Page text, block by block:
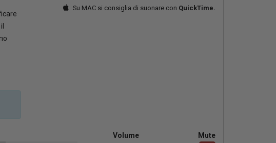
Su MAC si consiglia di suonare con QuickTime.
Volume
Mute